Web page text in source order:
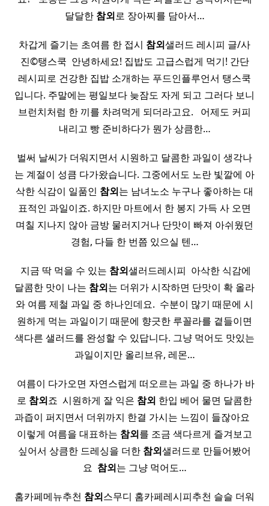
달달한 참외로 장아찌를 담아서…
차갑게 즐기는 초여름 한 접시 참외샐러드 레시피 글/사
진©탱스쿡 ​ 안녕하세요! 집밥도 고급스럽게 먹기! 간단
레시피로 건강한 집밥 소개하는 푸드인플루언서 탱스쿡
입니다. 주말에는 평일보다 늦잠도 자게 되고 그러다 보니
브런치처럼 한 끼를 차려먹게 되더라고요. ​ ​ 어제도 커피
내리고 빵 준비하다가 뭔가 상큼한…
벌써 날씨가 더워지면서 시원하고 달콤한 과일이 생각나
는 계절이 성큼 다가왔습니다. 그중에서도 노란 빛깔에 아
삭한 식감이 일품인 참외는 남녀노소 누구나 좋아하는 대
표적인 과일이죠. 하지만 마트에서 한 봉지 가득 사 오면
며칠 지나지 않아 금방 물러지거나 단맛이 빠져 아쉬웠던
경험, 다들 한 번쯤 있으실 텐…
​ 지금 딱 먹을 수 있는 참외샐러드레시피 ​ 아삭한 식감에
달콤한 맛이 나는 참외는 더위가 시작하면 단맛이 확 올라
와 여름 제철 과일 중 하나인데요. ​ 수분이 많기 때문에 시
원하게 먹는 과일이기 때문에 향긋한 루꼴라를 곁들이면
색다른 샐러드를 완성할 수 있답니다. 그냥 먹어도 맛있는
과일이지만 올리브유, 레몬…
​ 여름이 다가오면 자연스럽게 떠오르는 과일 중 하나가 바
로 참외죠 ​ 시원하게 잘 익은 참외 한입 베어 물면 달콤한
과즙이 퍼지면서 더위까지 한결 가시는 느낌이 들잖아요 ​ ​
이렇게 여름을 대표하는 참외를 조금 색다르게 즐겨보고
싶어서 상큼한 드레싱을 더한 참외샐러드로 만들어봤어
요 ​ 참외는 그냥 먹어도…
홈카페메뉴추천 참외스무디 홈카페레시피추천 슬슬 더워